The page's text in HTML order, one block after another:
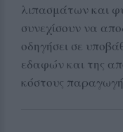
λιπασμάτων και
συνεχίσουν να
οδηγήσει σε
εδαφών και της
κόστους